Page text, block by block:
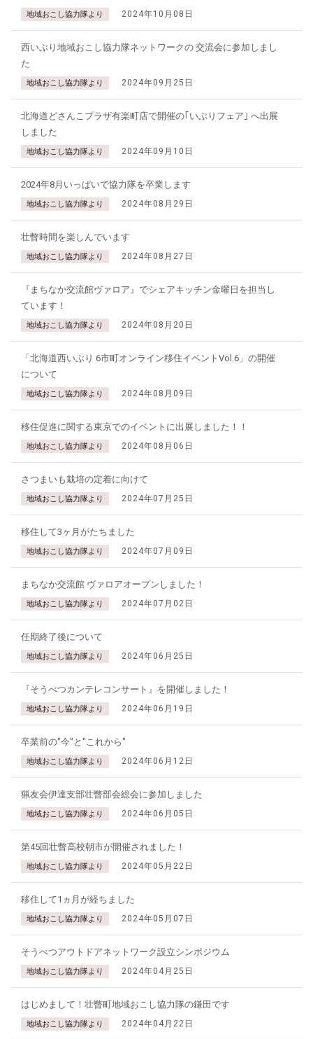
地域おこし協力隊より 2024年10月08日
西いぶり地域おこし協力隊ネットワークの 交流会に参加しまし
た
地域おこし協力隊より 2024年09月25日
北海道どさんこプラザ有楽町店で開催の｢いぶりフェア｣ へ出展
しました
地域おこし協力隊より 2024年09月10日
2024年8月いっぱいで協力隊を卒業します
地域おこし協力隊より 2024年08月29日
壮瞥時間を楽しんでいます
地域おこし協力隊より 2024年08月27日
『まちなか交流館ヴァロア』でシェアキッチン金曜日を担当し
ています！
地域おこし協力隊より 2024年08月20日
「北海道西いぶり 6市町オンライン移住イベントVol.6」の開催
について
地域おこし協力隊より 2024年08月09日
移住促進に関する東京でのイベントに出展しました！！
地域おこし協力隊より 2024年08月06日
さつまいも栽培の定着に向けて
地域おこし協力隊より 2024年07月25日
移住して3ヶ月がたちました
地域おこし協力隊より 2024年07月09日
まちなか交流館 ヴァロアオープンしました！
地域おこし協力隊より 2024年07月02日
任期終了後について
地域おこし協力隊より 2024年06月25日
『そうべつカンテレコンサート』を開催しました！
地域おこし協力隊より 2024年06月19日
卒業前の"今"と"これから"
地域おこし協力隊より 2024年06月12日
猟友会伊達支部壮瞥部会総会に参加しました
地域おこし協力隊より 2024年06月05日
第45回壮瞥高校朝市が開催されました！
地域おこし協力隊より 2024年05月22日
移住して1ヵ月が経ちました
地域おこし協力隊より 2024年05月07日
そうべつアウトドアネットワーク設立シンポジウム
地域おこし協力隊より 2024年04月25日
はじめまして！壮瞥町地域おこし協力隊の鎌田です
地域おこし協力隊より 2024年04月22日